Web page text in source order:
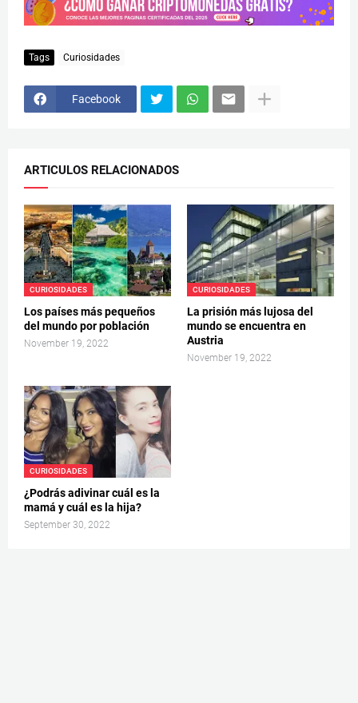
Tags Curiosidades
Facebook
ARTICULOS RELACIONADOS
CURIOSIDADES
Los países más pequeños
del mundo por población
November 19, 2022
CURIOSIDADES
La prisión más lujosa del
mundo se encuentra en
Austria
November 19, 2022
CURIOSIDADES
¿Podrás adivinar cuál es la
mamá y cuál es la hija?
September 30, 2022